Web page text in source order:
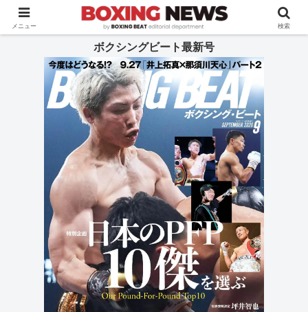
BOXING BEAT [ボクシング・ビート] 公式サイト
ボクシングビート最新号
メニュー 検索